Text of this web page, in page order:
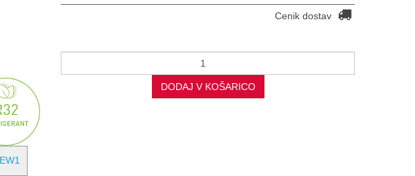
Cenik dostav
DODAJ V KOŠARICO